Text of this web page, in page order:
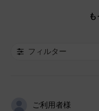
フィルター
ご利用者様